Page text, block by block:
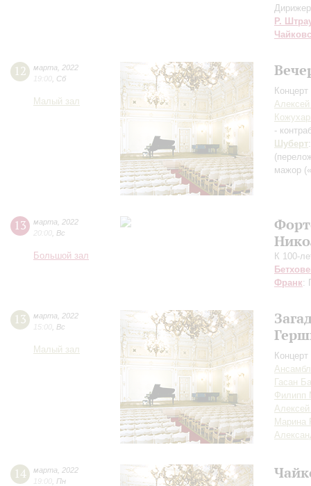
Р.
12 марта
2022
19:00 Сб
Малый зал
-
Шуберт
мажор
13 марта
2022
20:00 Вс
Большой зал
К 100-
Франк:
13 марта
2022
15:00 Вс
Малый зал
Гасан
Филипп
Марина
14 марта
2022
19:00 Пн